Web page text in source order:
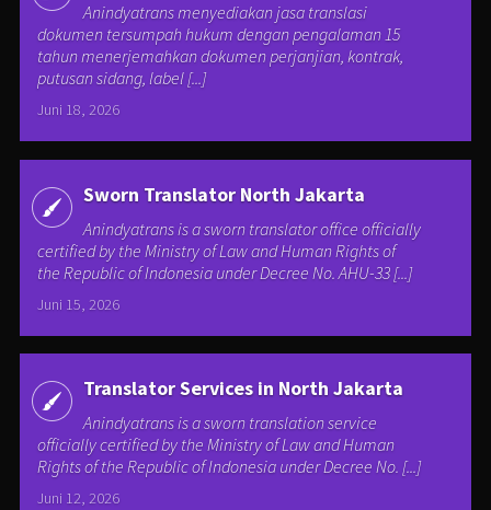
Anindyatrans menyediakan jasa translasi
dokumen tersumpah hukum dengan pengalaman 15
tahun menerjemahkan dokumen perjanjian, kontrak,
putusan sidang, label [...]
Juni 18, 2026
Sworn Translator North Jakarta
Anindyatrans is a sworn translator office officially
certified by the Ministry of Law and Human Rights of
the Republic of Indonesia under Decree No. AHU-33 [...]
Juni 15, 2026
Translator Services in North Jakarta
Anindyatrans is a sworn translation service
officially certified by the Ministry of Law and Human
Rights of the Republic of Indonesia under Decree No. [...]
Juni 12, 2026